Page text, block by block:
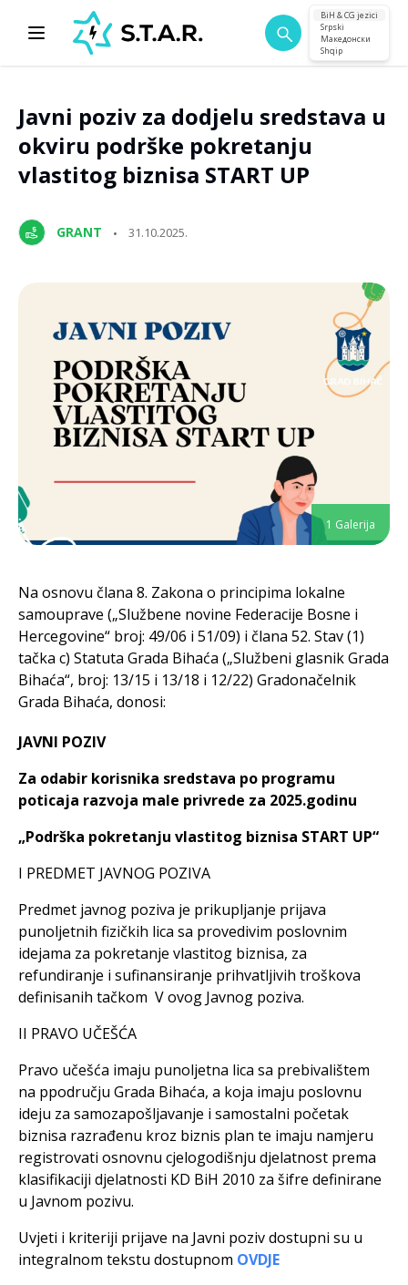
BiH & CG jezici
Srpski
Македонски
Shqip
Javni poziv za dodjelu sredstava u
okviru podrške pokretanju
vlastitog biznisa START UP
GRANT 31.10.2025.
1 Galerija
Na osnovu člana 8. Zakona o principima lokalne
samouprave („Službene novine Federacije Bosne i
Hercegovine“ broj: 49/06 i 51/09) i člana 52. Stav (1)
tačka c) Statuta Grada Bihaća („Službeni glasnik Grada
Bihaća“, broj: 13/15 i 13/18 i 12/22) Gradonačelnik
Grada Bihaća, donosi:
JAVNI POZIV
Za odabir korisnika sredstava po programu
poticaja razvoja male privrede za 2025.godinu
„Podrška pokretanju vlastitog biznisa START UP“
I PREDMET JAVNOG POZIVA
Predmet javnog poziva je prikupljanje prijava
punoljetnih fizičkih lica sa provedivim poslovnim
idejama za pokretanje vlastitog biznisa, za
refundiranje i sufinansiranje prihvatljivih troškova
definisanih tačkom V ovog Javnog poziva.
II PRAVO UČEŠĆA
Pravo učešća imaju punoljetna lica sa prebivalištem
na ppodručju Grada Bihaća, a koja imaju poslovnu
ideju za samozapošljavanje i samostalni početak
biznisa razrađenu kroz biznis plan te imaju namjeru
registrovati osnovnu cjelogodišnju djelatnost prema
klasifikaciji djelatnosti KD BiH 2010 za šifre definirane
u Javnom pozivu.
Uvjeti i kriteriji prijave na Javni poziv dostupni su u
integralnom tekstu dostupnom OVDJE